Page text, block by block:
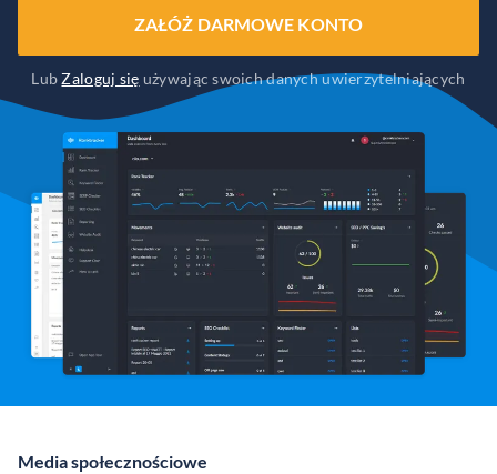
ZAŁÓŻ DARMOWE KONTO
LubZaloguj się używając swoich danych uwierzytelniających
Media społecznościowe